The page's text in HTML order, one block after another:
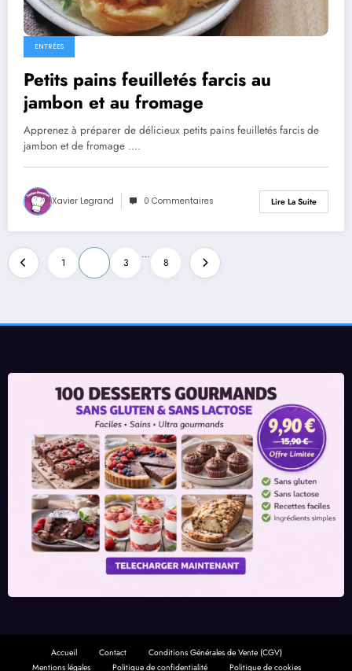
ENTRÉES
Petits pains feuilletés farcis au
jambon et au fromage
Apprenez à préparer de délicieux petits pains feuilletés farcis de
jambon et de fromage .…
Xavier Legrand 0 Commentaires Lire La Suite
Pagination
des
1 3
…
8
Accueil Contact
Conditions Générales de Vente (CGV)
Mentions légales
Politique de confidentialité Politique de cookies